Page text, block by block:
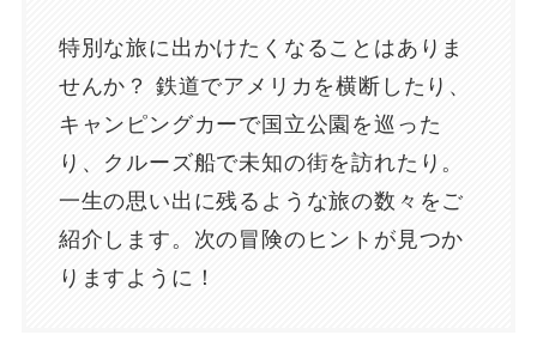
特別な旅に出かけたくなることはありま
せんか？ 鉄道でアメリカを横断したり、
キャンピングカーで国立公園を巡った
り、クルーズ船で未知の街を訪れたり。
一生の思い出に残るような旅の数々をご
紹介します。次の冒険のヒントが見つか
りますように！